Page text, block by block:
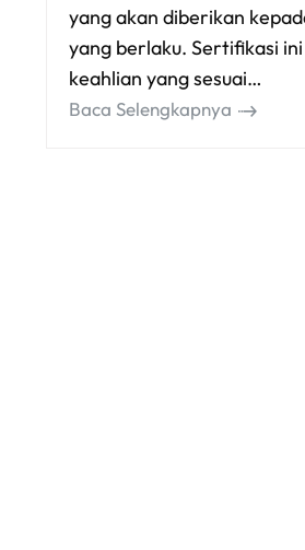
yang akan diberikan
yang berlaku. Sertifikasi
keahlian yang sesuai…
Baca Selengkapnya